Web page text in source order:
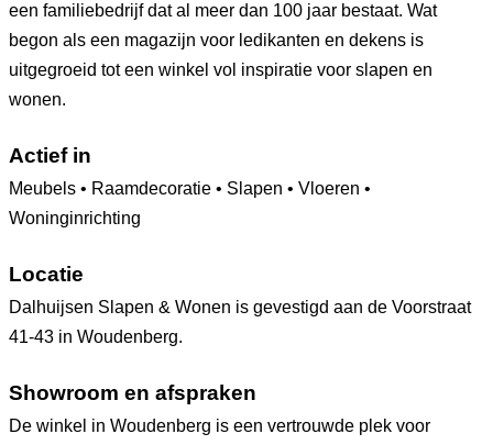
een familiebedrijf dat al meer dan 100 jaar bestaat. Wat
begon als een magazijn voor ledikanten en dekens is
uitgegroeid tot een winkel vol inspiratie voor slapen en
wonen.
Actief in
Meubels • Raamdecoratie • Slapen • Vloeren •
Woninginrichting
Locatie
Dalhuijsen Slapen & Wonen is gevestigd aan de Voorstraat
41-43 in Woudenberg.
Showroom en afspraken
De winkel in Woudenberg is een vertrouwde plek voor